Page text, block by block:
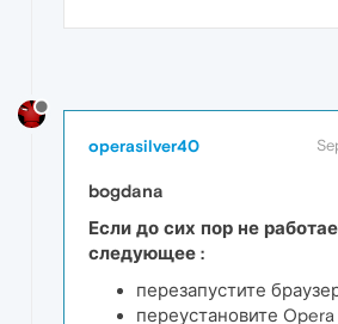
operasilver40
bogdana
Если до сих пор не
следующее :
перезапустите
переустановите Opera